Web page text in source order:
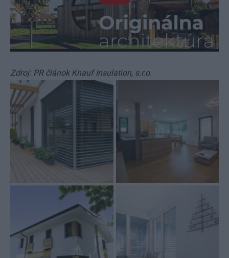
Zdroj: PR článok Knauf Insulation, s.r.o.